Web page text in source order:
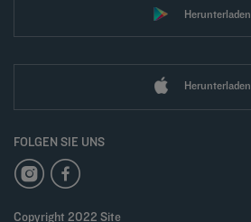
Herunterladen
Herunterladen
FOLGEN SIE UNS
Copyright 2022 Site